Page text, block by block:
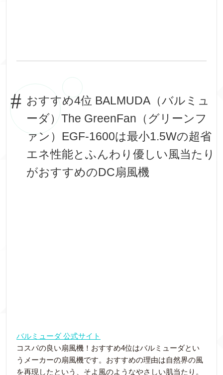
おすすめ4位 BALMUDA（バルミュ
ーダ）The GreenFan（グリーンフ
ァン）EGF-1600は最小1.5Wの超省
エネ性能とふんわり優しい風当たり
がおすすめのDC扇風機
バルミューダ 公式サイト
コスパの良い扇風機！おすすめ4位はバルミューダとい
うメーカーの扇風機です。おすすめの理由は自然界の風
を再現したという、そよ風のようなやさしい肌当たり。